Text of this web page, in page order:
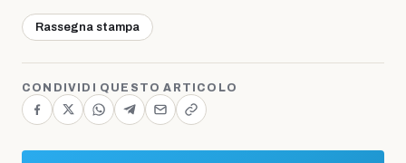
Rassegna stampa
CONDIVIDI QUESTO ARTICOLO